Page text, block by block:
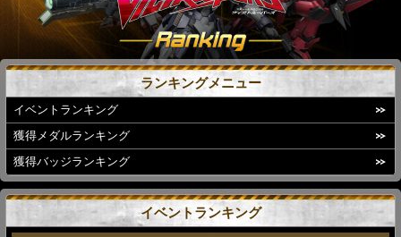
ランキングメニュー
イベントランキング
獲得メダルランキング
獲得バッジランキング
イベントランキング